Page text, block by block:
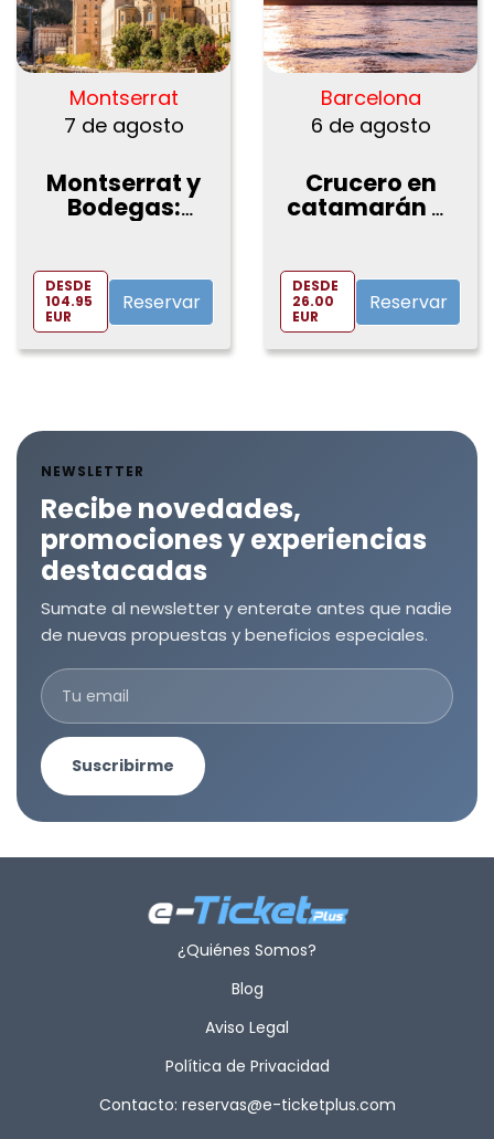
Montserrat
7 de agosto
Montserrat y
Bodegas:
Tour ida y
de vino con
comida trad...
DESDE
104.95
EUR
Reservar
Barcelona
6 de agosto
Crucero en
catamarán al
espectáculo
en vivo
DESDE
26.00
EUR
Reservar
NEWSLETTER
Recibe novedades,
promociones y experiencias
destacadas
Sumate al newsletter y enterate antes que nadie
de nuevas propuestas y beneficios especiales.
Suscribirme
¿Quiénes Somos?
Blog
Aviso Legal
Política de Privacidad
Contacto: reservas@e-ticketplus.com